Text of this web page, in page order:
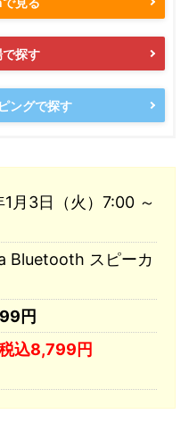
探す
ングで探す
月3日（火）7:00 ～
Bluetooth スピーカ
円
込8,799円